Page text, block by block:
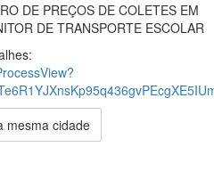
DE PREÇOS DE COLETES EM
DE TRANSPORTE ESCOLAR
mesma cidade